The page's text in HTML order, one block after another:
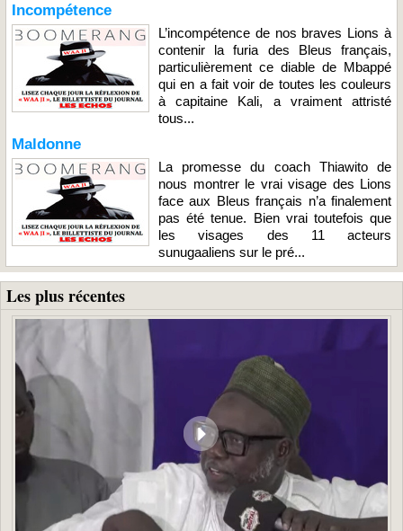
Incompétence
L’incompétence de nos braves Lions à
contenir la furia des Bleus français,
particulièrement ce diable de Mbappé
qui en a fait voir de toutes les couleurs
à capitaine Kali, a vraiment attristé
tous...
Maldonne
La promesse du coach Thiawito de
nous montrer le vrai visage des Lions
face aux Bleus français n’a finalement
pas été tenue. Bien vrai toutefois que
les visages des 11 acteurs
sunugaaliens sur le pré...
Les plus récentes